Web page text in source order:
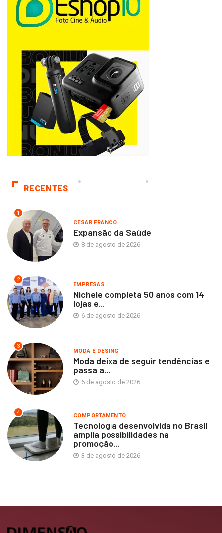
RECENTES
1
CESAR FRANCO
Expansão da Saúde
8 de agosto de 2026
2
EMPRESAS
Nichele completa 50 anos com 14
lojas e...
6 de agosto de 2026
3
MODA E DESING
Moda deixa de seguir tendências e
passa a...
6 de agosto de 2026
4 COMPORTAMENTO
Tecnologia desenvolvida no Brasil
amplia possibilidades na
promoção...
3 de agosto de 2026